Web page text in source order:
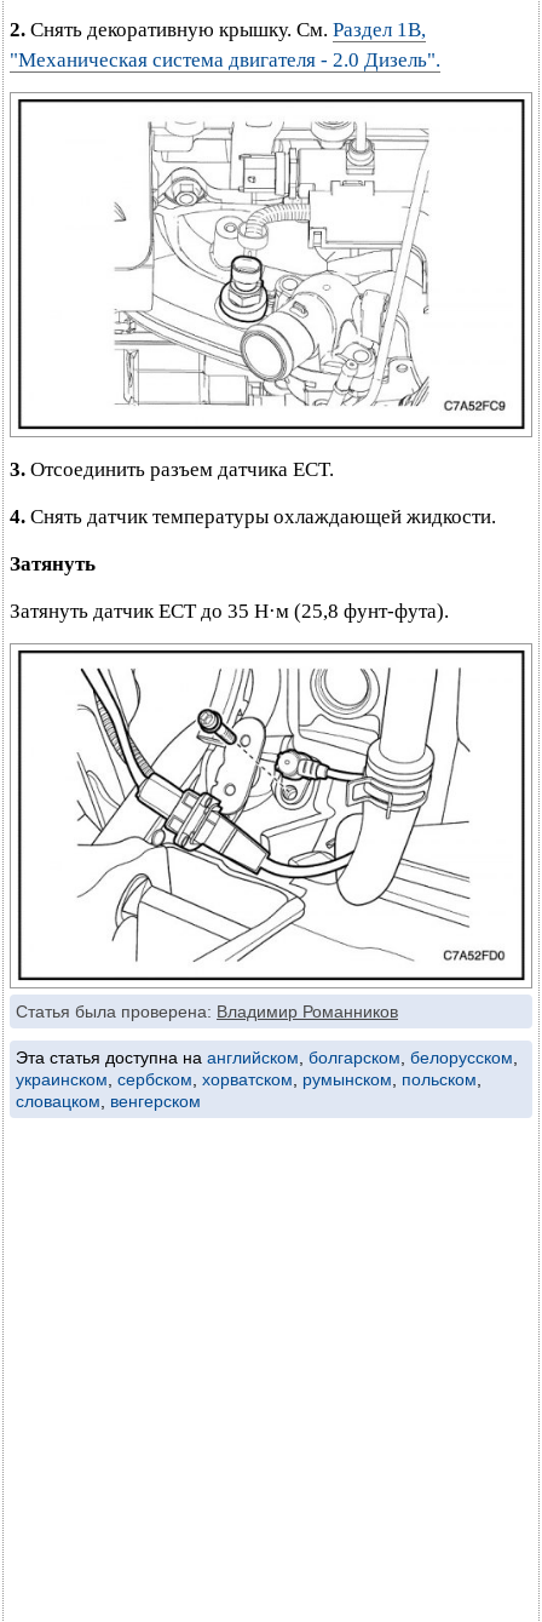
2. Снять декоративную крышку. См. Раздел 1B,
"Механическая система двигателя - 2.0 Дизель".
3. Отсоединить разъем датчика ECT.
4. Снять датчик температуры охлаждающей жидкости.
Затянуть
Затянуть датчик ECT до 35 Н·м (25,8 фунт-фута).
Статья была проверена: Владимир Романников
Эта статья доступна на английском болгарском белорусском
украинском сербском хорватском румынском польском
словацком
венгерском